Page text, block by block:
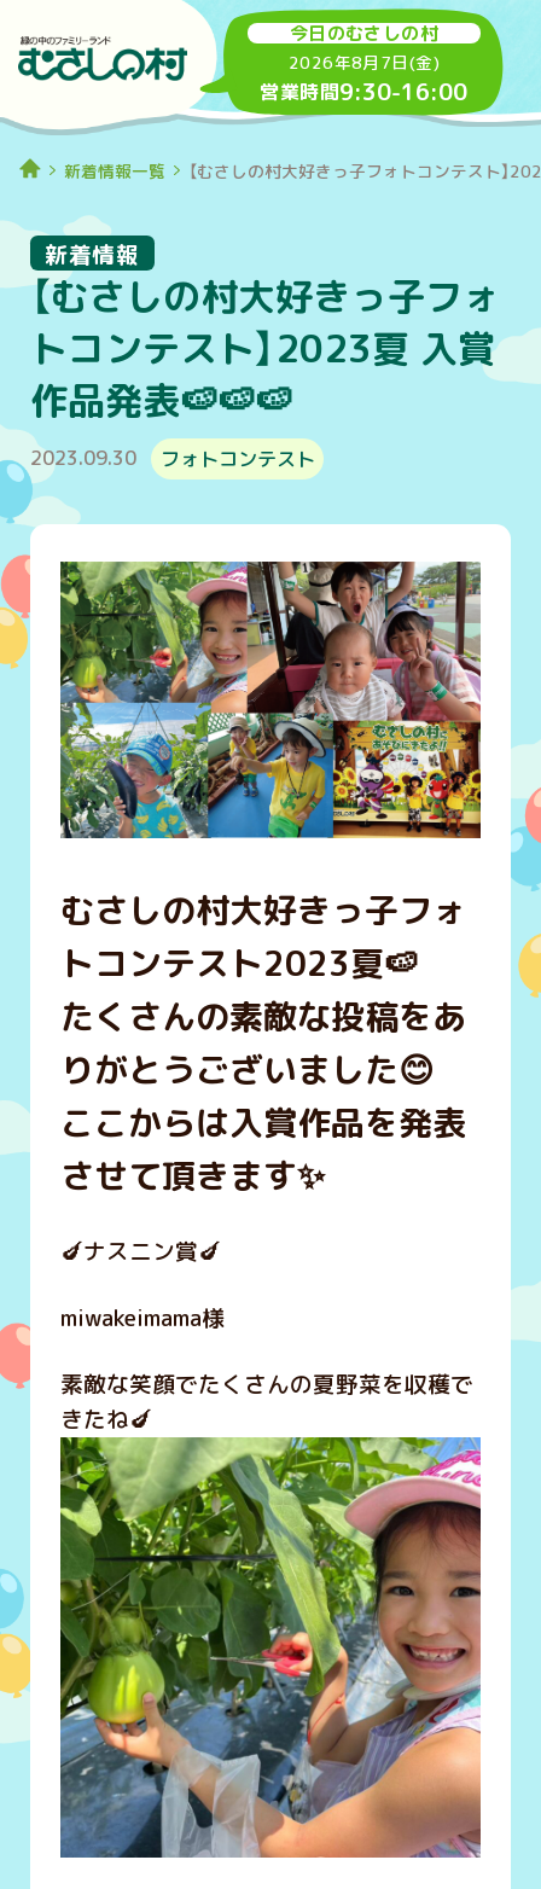
今日のむさしの村
2026年8月7日(金)
営業時間9:30-16:00
新着情報一覧 【むさしの村大好きっ子フォトコンテスト】
【むさしの村大好きっ子フォ
トコンテスト】2023夏 入賞
作品発表🍉🍉🍉
新着情報
2023.09.30 フォトコンテスト
むさしの村大好きっ子フォ
トコンテスト2023夏🍉
たくさんの素敵な投稿をあ
りがとうございました😊
ここからは入賞作品を発表
させて頂きます✨
🍆ナスニン賞🍆
miwakeimama様
素敵な笑顔でたくさんの夏野菜を収穫で
きたね🍆